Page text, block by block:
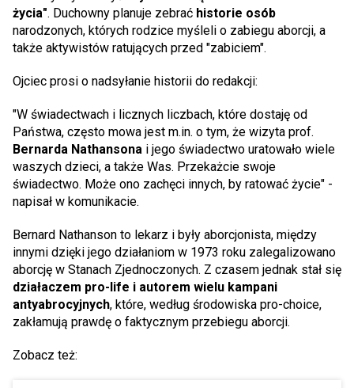
życia". Duchowny planuje zebrać historie osób
narodzonych, których rodzice myśleli o zabiegu aborcji, a
także aktywistów ratujących przed "zabiciem".
Ojciec prosi o nadsyłanie historii do redakcji:
"W świadectwach i licznych liczbach, które dostaję od
Państwa, często mowa jest m.in. o tym, że wizyta prof.
Bernarda Nathansona i jego świadectwo uratowało wiele
waszych dzieci, a także Was. Przekażcie swoje
świadectwo. Może ono zachęci innych, by ratować życie" -
napisał w komunikacie.
Bernard Nathanson to lekarz i były aborcjonista, między
innymi dzięki jego działaniom w 1973 roku zalegalizowano
aborcję w Stanach Zjednoczonych. Z czasem jednak stał się
działaczem pro-life i autorem wielu kampani
antyabrocyjnych, które, według środowiska pro-choice,
zakłamują prawdę o faktycznym przebiegu aborcji.
Zobacz też: